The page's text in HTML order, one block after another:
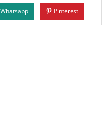
Whatsapp Pinterest